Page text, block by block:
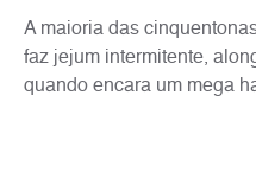
A maioria das
faz jejum intermitente,
quando encara um mega